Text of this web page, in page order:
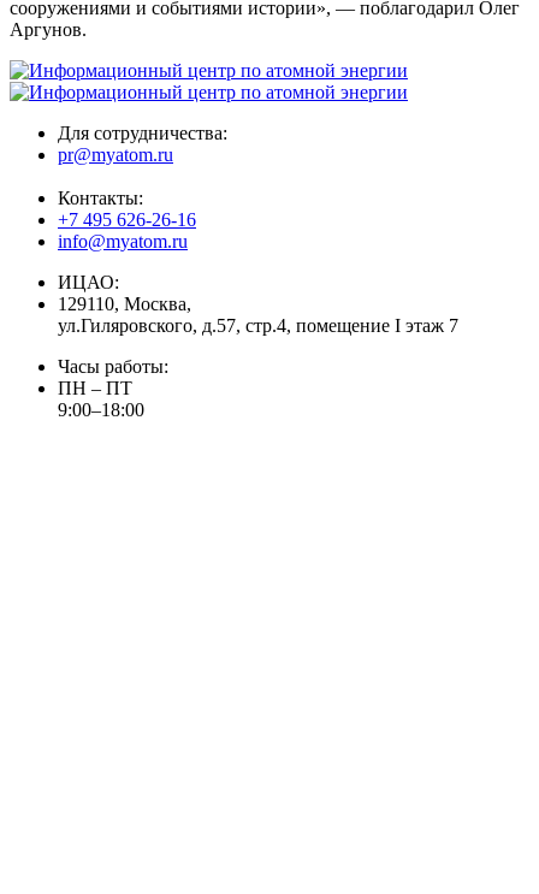
сооружениями и событиями истории», — поблагодарил Олег
Аргунов.
Для сотрудничества:
pr@myatom.ru
Контакты:
+7 495 626-26-16
info@myatom.ru
ИЦАО:
129110, Москва,
ул.Гиляровского, д.57, стр.4, помещение I этаж 7
Часы работы:
ПН – ПТ
9:00–18:00